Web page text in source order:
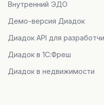
Внутренний ЭДО
Демо-версия Диадок
Диадок API для
Диадок в 1С:Фреш
Диадок в недвижимости